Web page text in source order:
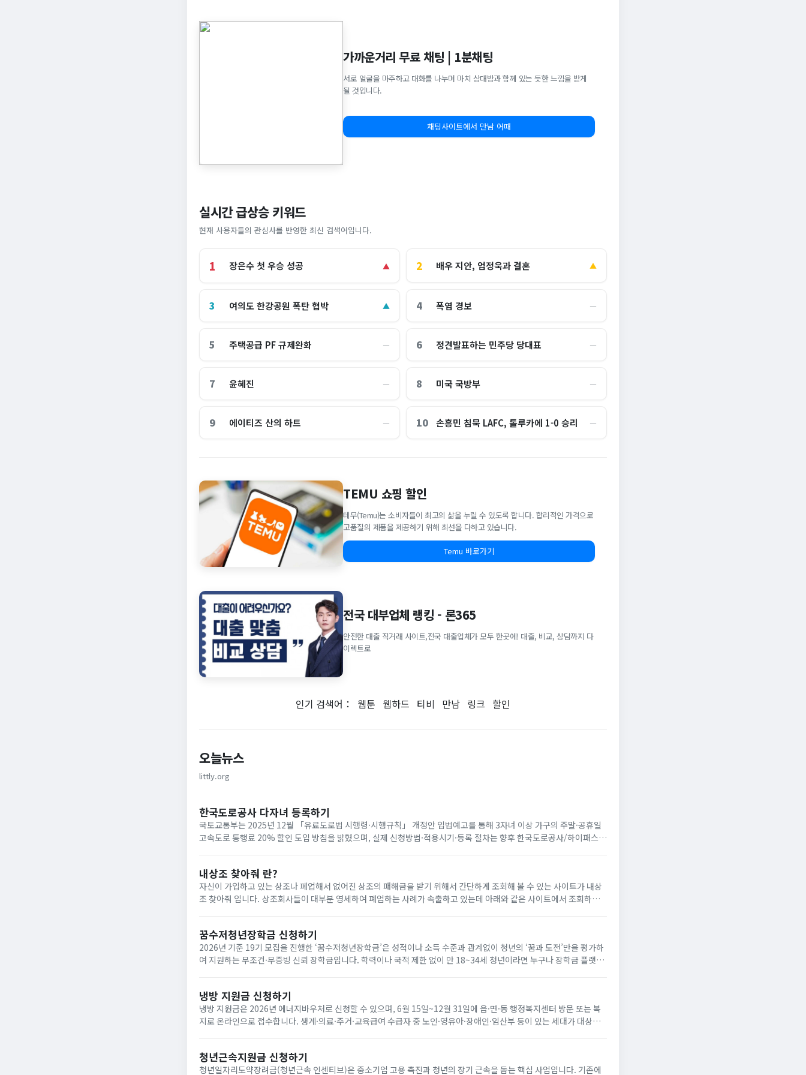
가까운거리 무료 채팅 | 1분채팅
서로 얼굴을 마주하고 대화를 나누며 마치 상대방과 함께 있는 듯한 느낌을 받게
될 것입니다.
채팅사이트에서 만남 어때
실시간 급상승 키워드
현재 사용자들의 관심사를 반영한 최신 검색어입니다.
1 장은수 첫 우승 성공 ▲ 2 배우 지안, 엄정욱과 결혼 ▲
3 여의도 한강공원 폭탄 협박 ▲ 4 폭염 경보 ―
5 주택공급 PF 규제완화 ― 6 정견발표하는 민주당 당대표 ―
7 윤혜진 ― 8 미국 국방부 ―
9 에이티즈 산의 하트 ― 10 손흥민 침묵 LAFC, 톨루카에 1-0 승리 ―
TEMU 쇼핑 할인
테무(Temu)는 소비자들이 최고의 삶을 누릴 수 있도록 합니다. 합리적인 가격으로
고품질의 제품을 제공하기 위해 최선을 다하고 있습니다.
Temu 바로가기
전국 대부업체 랭킹 - 론365
안전한 대출 직거래 사이트,전국 대출업체가 모두 한곳에! 대출, 비교, 상담까지 다
이렉트로
인기 검색어： 웹툰 웹하드 티비 만남 링크 할인
오늘뉴스
littly.org
한국도로공사 다자녀 등록하기
국토교통부는 2025년 12월 「유료도로법 시행령·시행규칙」 개정안 입법예고를 통해 3자녀 이상 가구의 주말·공휴일
고속도로 통행료 20% 할인 도입 방침을 밝혔으며, 실제 신청방법·적용시기·등록 절차는 향후 한국도로공사/하이패스
내상조 찾아줘 란?
자신이 가입하고 있는 상조나 폐업해서 없어진 상조의 패해금을 받기 위해서 간단하게 조회해 볼 수 있는 사이트가 내상
조 찾아줘 입니다. 상조회사들이 대부분 영세하여 폐업하는 사례가 속출하고 있는데 아래와 같은 사이트에서 조회하면
꿈수저청년장학금 신청하기
2026년 기준 19기 모집을 진행한 ‘꿈수저청년장학금’은 성적이나 소득 수준과 관계없이 청년의 ‘꿈과 도전’만을 평가하
여 지원하는 무조건·무증빙 신뢰 장학금입니다. 학력이나 국적 제한 없이 만 18~34세 청년이라면 누구나 장학금 플랫폼
냉방 지원금 신청하기
냉방 지원금은 2026년 에너지바우처로 신청할 수 있으며, 6월 15일~12월 31일에 읍·면·동 행정복지센터 방문 또는 복
지로 온라인으로 접수합니다. 생계·의료·주거·교육급여 수급자 중 노인·영유아·장애인·임산부 등이 있는 세대가 대상
청년근속지원금 신청하기
청년일자리도약장려금(청년근속 인센티브)은 중소기업 고용 촉진과 청년의 장기 근속을 돕는 핵심 사업입니다. 기존에